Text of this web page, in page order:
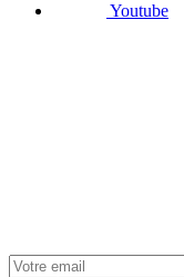
Youtube